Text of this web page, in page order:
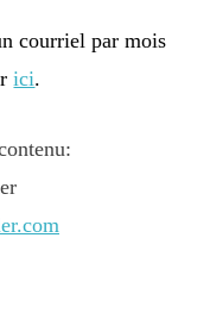
courriel par mois
ici.